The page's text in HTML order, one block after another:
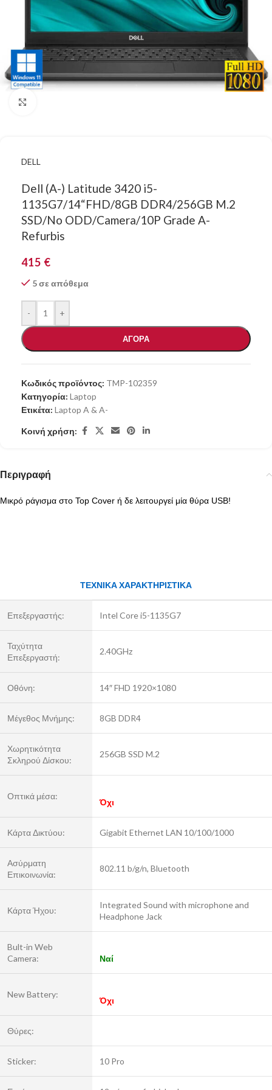
DELL
Dell (A-) Latitude 3420 i5-
1135G7/14“FHD/8GB DDR4/256GB M.2
SSD/No ODD/Camera/10P Grade A-
Refurbis
415 €
5 σε απόθεμα
- +
ΑΓΟΡΑ
Κωδικός προϊόντος: TMP-102359
Κατηγορία: Laptop
Ετικέτα: Laptop A & A-
Κοινή χρήση:
Περιγραφή
Μικρό ράγισμα στο Top Cover ή δε λειτουργεί μία θύρα USB!
ΤΕΧΝΙΚΑ ΧΑΡΑΚΤΗΡΙΣΤΙΚΑ
Επεξεργαστής: Intel Core i5-1135G7
Ταχύτητα
Επεξεργαστή:
2.40GHz
Οθόνη: 14″ FHD 1920×1080
Μέγεθος Μνήμης: 8GB DDR4
Χωρητικότητα
Σκληρού Δίσκου:
256GB SSD M.2
Οπτικά μέσα:
Όχι
Κάρτα Δικτύου: Gigabit Ethernet LAN 10/100/1000
Ασύρματη
Επικοινωνία:
802.11 b/g/n, Bluetooth
Κάρτα Ήχου:
Integrated Sound with microphone and
Headphone Jack
Bult-in Web
Camera:
Ναί
New Battery:
Όχι
Θύρες:
Sticker: 10 Pro